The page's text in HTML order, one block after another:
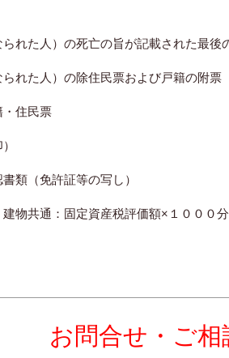
れた人）の死亡の旨が記載された最後
れた人）の除住民票および戸籍の附票
住民票
類（免許証等の写し）
物共通：固定資産税評価額×１０００分
お問合せ・ご相